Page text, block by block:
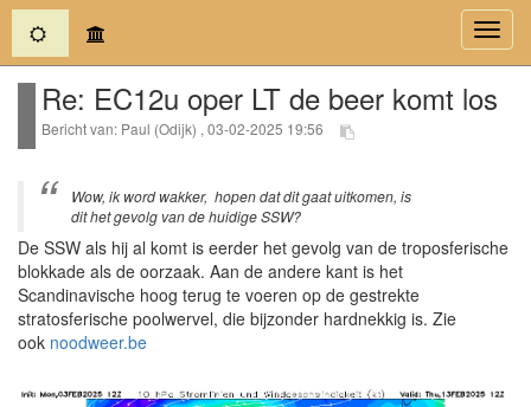
(current)
Re: EC12u oper LT de beer komt los
Bericht van: Paul (Odijk) , 03-02-2025 19:56
Wow, ik word wakker, hopen dat dit gaat uitkomen, is
dit het gevolg van de huidige SSW?
De SSW als hij al komt is eerder het gevolg van de troposferische
blokkade als de oorzaak. Aan de andere kant is het
Scandinavische hoog terug te voeren op de gestrekte
stratosferische poolwervel, die bijzonder hardnekkig is. Zie
ook noodweer.be